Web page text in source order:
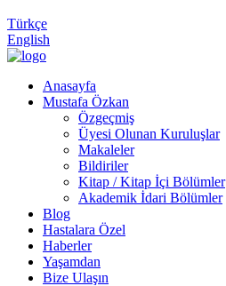
Türkçe
English
Anasayfa
Mustafa Özkan
Özgeçmiş
Üyesi Olunan Kuruluşlar
Makaleler
Bildiriler
Kitap / Kitap İçi Bölümler
Akademik İdari Bölümler
Blog
Hastalara Özel
Haberler
Yaşamdan
Bize Ulaşın